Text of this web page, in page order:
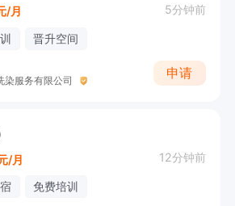
/月 5分钟前
晋升空间
染服务有限公司
申请
/月 12分钟前
免费培训